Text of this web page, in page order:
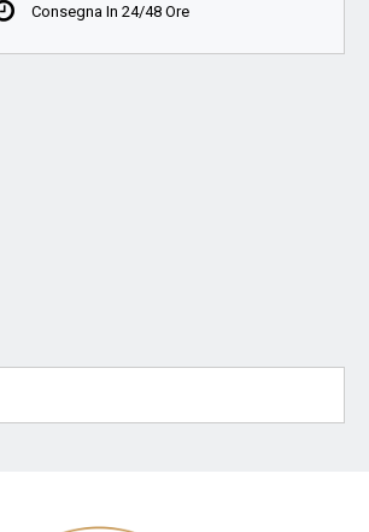
Consegna In 24/48 Ore